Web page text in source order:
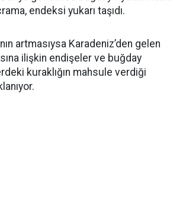
endeksi yukarı taşıdı.
artmasıysa Karadeniz’den gelen
ilişkin endişeler ve buğday
kuraklığın mahsule verdiği